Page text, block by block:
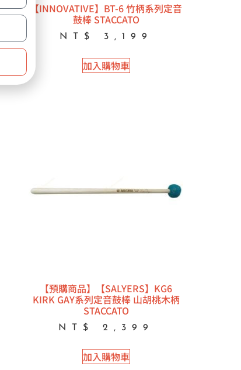
【INNOVATIVE】BT-6 竹柄系列定音
鼓棒 STACCATO
NT$ 3,199
加入購物車
【預購商品】【SALYERS】KG6
KIRK GAY系列定音鼓棒 山胡桃木柄
STACCATO
NT$ 2,399
加入購物車